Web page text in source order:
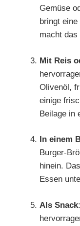
Gemüse
bringt
macht das
Mit Reis
Olivenöl,
einige
Beilage in
In einem
Burger-
hinein.
Essen
Als Snack